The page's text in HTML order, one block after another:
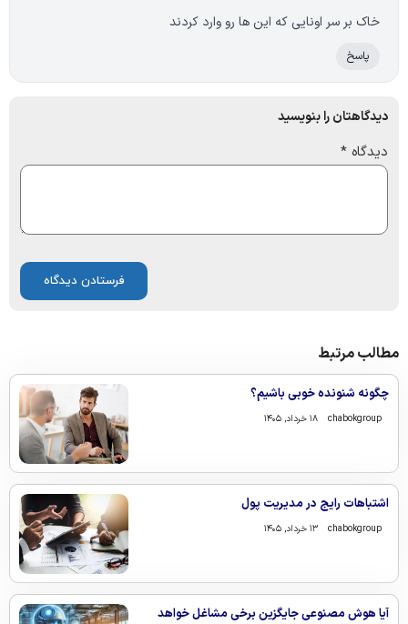
خاک بر سر اونایی که این ها رو وارد کردند
پاسخ
دیدگاهتان را بنویسید
دیدگاه *
مطالب مرتبط
چگونه شنونده خوبی باشیم؟
chabokgroup ۱۸ خرداد, ۱۴۰۵
اشتباهات رایج در مدیریت پول
chabokgroup ۱۳ خرداد, ۱۴۰۵
آیا هوش مصنوعی جایگزین برخی مشاغل خواهد